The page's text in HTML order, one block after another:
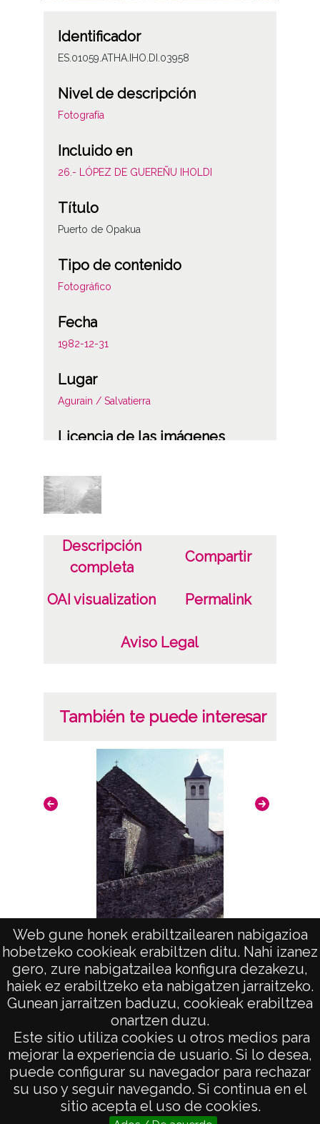
Web gune honek erabiltzailearen nabigazioa
hobetzeko cookieak erabiltzen ditu. Nahi izanez
gero, zure nabigatzailea konfigura dezakezu,
haiek ez erabiltzeko eta nabigatzen jarraitzeko.
Gunean jarraitzen baduzu, cookieak erabiltzea
onartzen duzu.
Este sitio utiliza cookies u otros medios para
mejorar la experiencia de usuario. Si lo desea,
puede configurar su navegador para rechazar
su uso y seguir navegando. Si continua en el
sitio acepta el uso de cookies.
Identificador
ES.01059.ATHA.IHO.DI.03958
Nivel de descripción
Fotografía
Incluido en
26.- LÓPEZ DE GUEREÑU IHOLDI
Título
Puerto de Opakua
Tipo de contenido
Fotográfico
Fecha
1982-12-31
Lugar
Agurain / Salvatierra
Licencia de las imágenes
Descripción
completa
Compartir
OAI visualization Permalink
Aviso Legal
También te puede interesar
Pueblos de Huesca: Aragües del Puerto
AVISO LEGAL
POLÍTICA DE PRIVACIDAD
ACCESIBILIDAD
ATENCIÓN CIUDADANA